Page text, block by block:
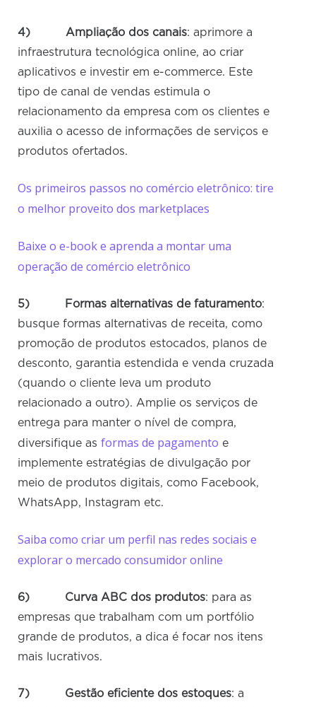
4) Ampliação dos canais: aprimore a
infraestrutura tecnológica online, ao criar
aplicativos e investir em e-commerce. Este
tipo de canal de vendas estimula o
relacionamento da empresa com os clientes e
auxilia o acesso de informações de serviços e
produtos ofertados.
Os primeiros passos no comércio eletrônico: tire
o melhor proveito dos marketplaces
Baixe o e-book e aprenda a montar uma
operação de comércio eletrônico
5) Formas alternativas de faturamento:
busque formas alternativas de receita, como
promoção de produtos estocados, planos de
desconto, garantia estendida e venda cruzada
(quando o cliente leva um produto
relacionado a outro). Amplie os serviços de
entrega para manter o nível de compra,
diversifique asformas de pagamento e
implemente estratégias de divulgação por
meio de produtos digitais, como Facebook,
WhatsApp, Instagram etc.
Saiba como criar um perfil nas redes sociais e
explorar o mercado consumidor online
6) Curva ABC dos produtos: para as
empresas que trabalham com um portfólio
grande de produtos, a dica é focar nos itens
mais lucrativos.
7) Gestão eficiente dos estoques: a